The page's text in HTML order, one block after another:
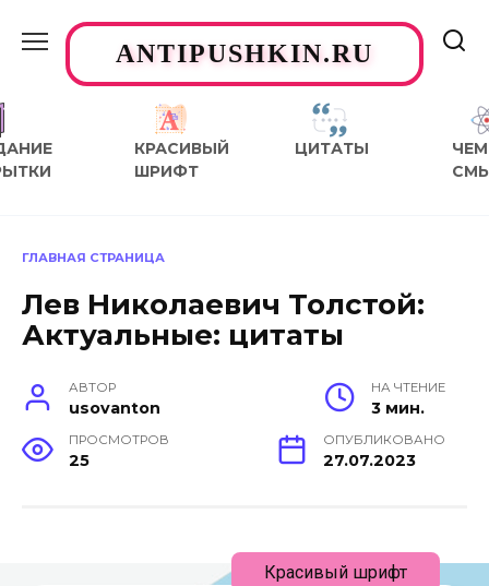
содержаниюANTIPUSHKIN.RU
КРАСИВЫЙ
ШРИФТ
ЦИТАТЫ
ЧЕМ
ГЛАВНАЯ СТРАНИЦА
Лев Николаевич Толстой:
Актуальные: цитаты
АВТОР
usovanton
НА ЧТЕНИЕ
3 мин.
ПРОСМОТРОВ
25
ОПУБЛИКОВАНО
27.07.2023
Красивый шрифт